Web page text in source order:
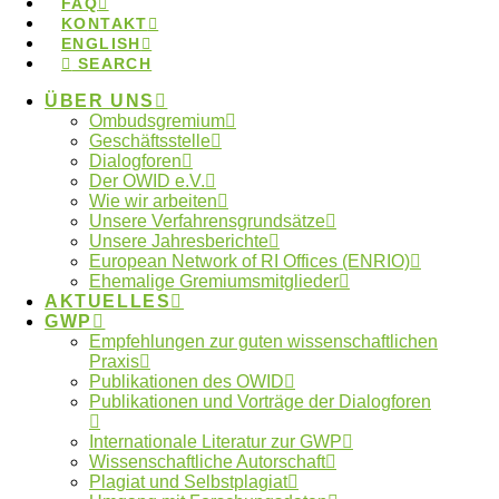
KONTAKT
ENGLISH
SEARCH
ÜBER UNS
Ombudsgremium
Geschäftsstelle
Dialogforen
Der OWID e.V.
Wie wir arbeiten
Unsere Verfahrensgrundsätze
Unsere Jahresberichte
European Network of RI Offices (ENRIO)
Ehemalige Gremiumsmitglieder
AKTUELLES
GWP
Empfehlungen zur guten wissenschaftlichen
Praxis
Publikationen des OWID
Publikationen und Vorträge der Dialogforen
Internationale Literatur zur GWP
Wissenschaftliche Autorschaft
Plagiat und Selbstplagiat
Photo by Dirk Matull.
Tags:Ombudsgremium
Wo finde ich meine lokale
Ombudsperson?
Kontakt zum Ombudsgremium
Schlagwörter